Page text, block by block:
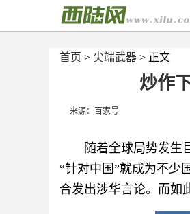
首页 > 尖端武器 > 正文
炒作
来源：百家号
随着全球局势发生
“针对中国”就成为不少
合发出涉华言论。而如